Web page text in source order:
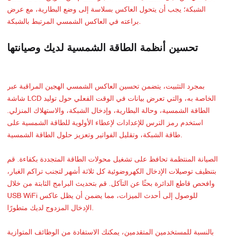
الشبكة؛ يجب أن يتحول العاكس بسلاسة إلى وضع البطارية، مع عرض
براعته في العاكس الشمسي المرتبط بالشبكة.
تحسين أنظمة الطاقة الشمسية لديك وصيانتها
بمجرد التثبيت، يتضمن تحسين العاكس الشمسي الهجين المراقبة عبر
شاشة LCD الخاصة به، والتي تعرض بيانات في الوقت الفعلي حول توليد
الطاقة الشمسية، وحالة البطارية، وإدخال الشبكة، والاستهلاك المنزلي.
استخدم رمز الترس للإعدادات لإعطاء الأولوية للطاقة الشمسية على
طاقة الشبكة، وتقليل الفواتير وتعزيز حلول الطاقة الشمسية.
الصيانة المنتظمة تحافظ على تشغيل محولات الطاقة المتجددة بكفاءة. قم
بتنظيف توصيلات الإدخال الكهروضوئية كل ثلاثة أشهر لتجنب تراكم الغبار،
وافحص قاطع الدائرة بحثًا عن التآكل. قم بتحديث البرامج الثابتة من خلال
USB WiFi للوصول إلى أحدث الميزات، مما يضمن أن يظل عاكس
الإدخال المزدوج لديك متطورًا.
بالنسبة للمستخدمين المتقدمين، يمكنك الاستفادة من الوظائف المتوازية